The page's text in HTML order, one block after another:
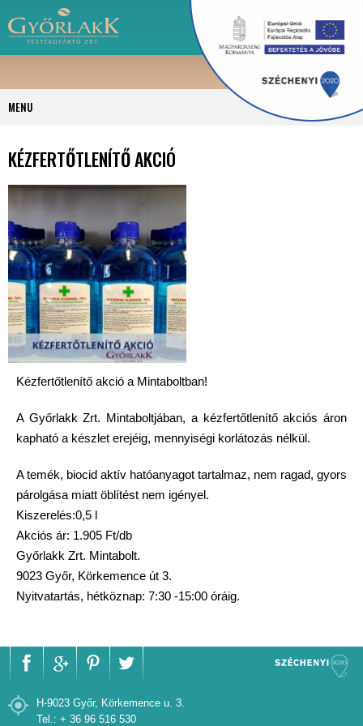
MENU
KÉZFERTŐTLENÍTŐ AKCIÓ
Kézfertőtlenítő akció a Mintaboltban!
A Győrlakk Zrt. Mintaboltjában, a kézfertőtlenítő akciós áron
kapható a készlet erejéig, mennyiségi korlátozás nélkül.
A temék, biocid aktív hatóanyagot tartalmaz, nem ragad, gyors
párolgása miatt öblítést nem igényel.
Kiszerelés:0,5 l
Akciós ár: 1.905 Ft/db
Győrlakk Zrt. Mintabolt.
9023 Győr, Körkemence út 3.
Nyitvatartás, hétköznap: 7:30 -15:00 óráig.
H-9023 Győr, Körkemence u. 3.
Tel.: + 36 96 516 530